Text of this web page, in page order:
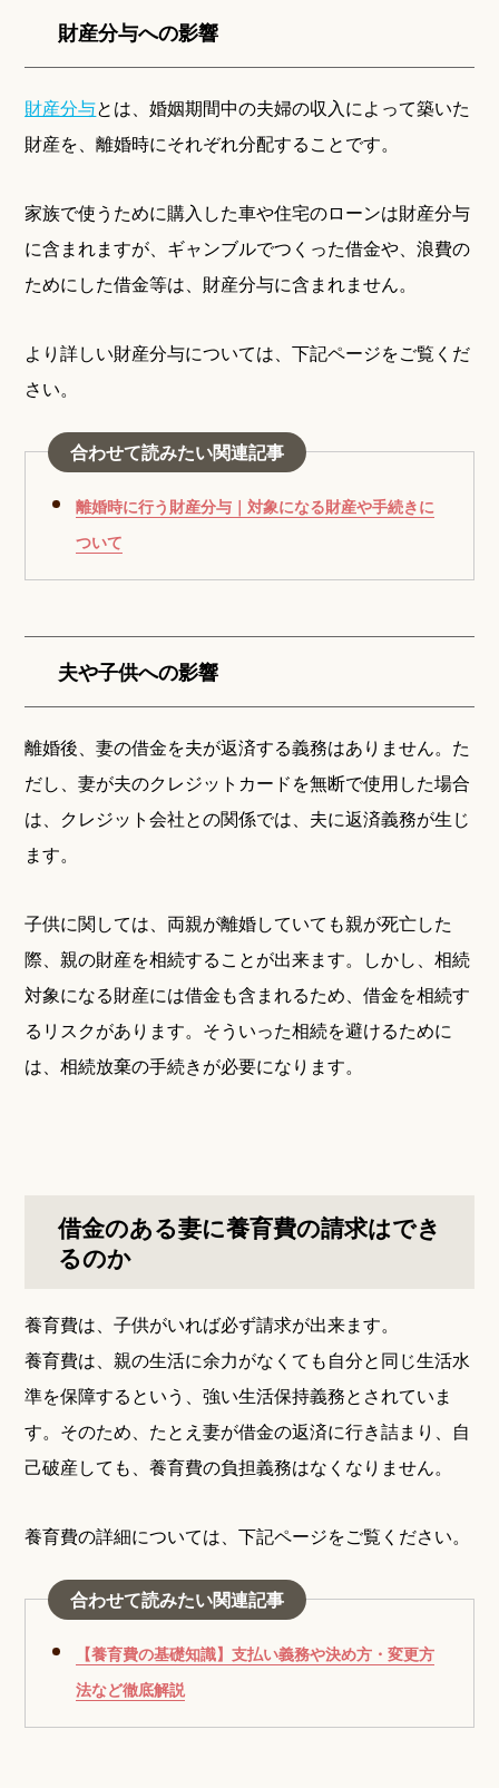
財産分与への影響
財産分与とは、婚姻期間中の夫婦の収入によって築いた
財産を、離婚時にそれぞれ分配することです。
家族で使うために購入した車や住宅のローンは財産分与
に含まれますが、ギャンブルでつくった借金や、浪費の
ためにした借金等は、財産分与に含まれません。
より詳しい財産分与については、下記ページをご覧くだ
さい。
合わせて読みたい関連記事
離婚時に行う財産分与｜対象になる財産や手続きに
ついて
夫や子供への影響
離婚後、妻の借金を夫が返済する義務はありません。た
だし、妻が夫のクレジットカードを無断で使用した場合
は、クレジット会社との関係では、夫に返済義務が生じ
ます。
子供に関しては、両親が離婚していても親が死亡した
際、親の財産を相続することが出来ます。しかし、相続
対象になる財産には借金も含まれるため、借金を相続す
るリスクがあります。そういった相続を避けるために
は、相続放棄の手続きが必要になります。
借金のある妻に養育費の請求はでき
るのか
養育費は、子供がいれば必ず請求が出来ます。
養育費は、親の生活に余力がなくても自分と同じ生活水
準を保障するという、強い生活保持義務とされていま
す。そのため、たとえ妻が借金の返済に行き詰まり、自
己破産しても、養育費の負担義務はなくなりません。
養育費の詳細については、下記ページをご覧ください。
合わせて読みたい関連記事
【養育費の基礎知識】支払い義務や決め方・変更方
法など徹底解説